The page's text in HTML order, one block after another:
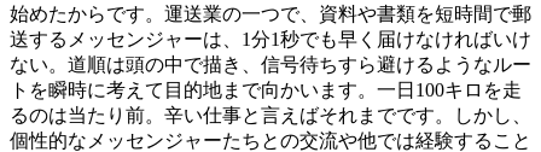
始めたからです。運送業の一つで、資料や書類を短時間で郵
送するメッセンジャーは、1分1秒でも早く届けなければいけ
ない。道順は頭の中で描き、信号待ちすら避けるようなルー
トを瞬時に考えて目的地まで向かいます。一日100キロを走
るのは当たり前。辛い仕事と言えばそれまでです。しかし、
個性的なメッセンジャーたちとの交流や他では経験すること